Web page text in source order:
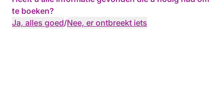
te boeken?
Ja, alles goed/Nee, er ontbreekt iets